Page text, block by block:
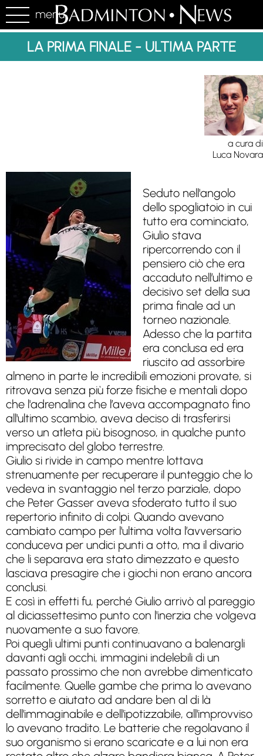
menu
LA PRIMA FINALE - ULTIMA PARTE
a cura di
Luca Novara
Seduto nell'angolo
dello spogliatoio in cui
tutto era cominciato,
Giulio stava
ripercorrendo con il
pensiero ciò che era
accaduto nell’ultimo e
decisivo set della sua
prima finale ad un
torneo nazionale.
Adesso che la partita
era conclusa ed era
riuscito ad assorbire
almeno in parte le incredibili emozioni provate, si
ritrovava senza più forze fisiche e mentali dopo
che l'adrenalina che l’aveva accompagnato fino
all'ultimo scambio, aveva deciso di trasferirsi
verso un atleta più bisognoso, in qualche punto
imprecisato del globo terrestre.
Giulio si rivide in campo mentre lottava
strenuamente per recuperare il punteggio che lo
vedeva in svantaggio nel terzo parziale, dopo
che Peter Gasser aveva sfoderato tutto il suo
repertorio infinito di colpi. Quando avevano
cambiato campo per l'ultima volta l’avversario
conduceva per undici punti a otto, ma il divario
che li separava era stato dimezzato e questo
lasciava presagire che i giochi non erano ancora
conclusi.
E così in effetti fu, perché Giulio arrivò al pareggio
al diciassettesimo punto con l'inerzia che volgeva
nuovamente a suo favore.
Poi quegli ultimi punti continuavano a balenargli
davanti agli occhi, immagini indelebili di un
passato prossimo che non avrebbe dimenticato
facilmente. Quelle gambe che prima lo avevano
sorretto e aiutato ad andare ben al di là
dell'immaginabile e dell'ipotizzabile, all'improvviso
lo avevano tradito. Le batterie che regolavano il
suo organismo si erano scaricate e a lui non era